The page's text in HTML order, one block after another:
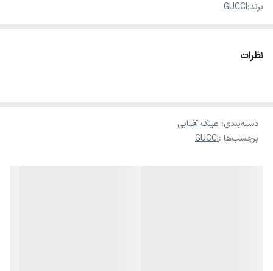
برند:GUCCI
نظرات
دسته‌بندی: عینک آفتابی
برچسب‌ها :GUCCI